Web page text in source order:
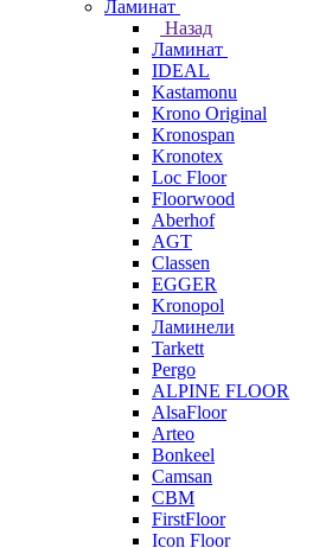
Ламинат
Назад
Ламинат
IDEAL
Kastamonu
Krono Original
Kronospan
Kronotex
Loc Floor
Floorwood
Aberhof
AGT
Classen
EGGER
Kronopol
Ламинели
Tarkett
Pergo
ALPINE FLOOR
AlsaFloor
Arteo
Bonkeel
Camsan
CBM
FirstFloor
Icon Floor